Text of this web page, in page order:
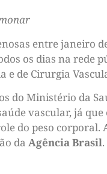
entre janeiro
os dias na rede
de Cirurgia
do Ministério da
vascular, já
do peso corporal.
da Agência Brasil.